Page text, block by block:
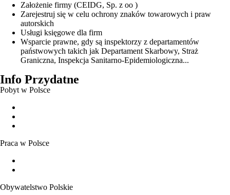
Założenie firmy (CEIDG, Sp. z oo )
Zarejestruj się w celu ochrony znaków towarowych i praw
autorskich
Usługi księgowe dla firm
Wsparcie prawne, gdy są inspektorzy z departamentów
państwowych takich jak Departament Skarbowy, Straż
Graniczna, Inspekcja Sanitarno-Epidemiologiczna...
Info Przydatne
Pobyt w Polsce
Praca w Polsce
Obywatelstwo Polskie